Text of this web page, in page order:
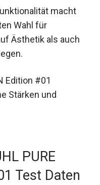
macht
Wahl für
Ästhetik als auch
Edition #01
Stärken und
PURE
Test Daten